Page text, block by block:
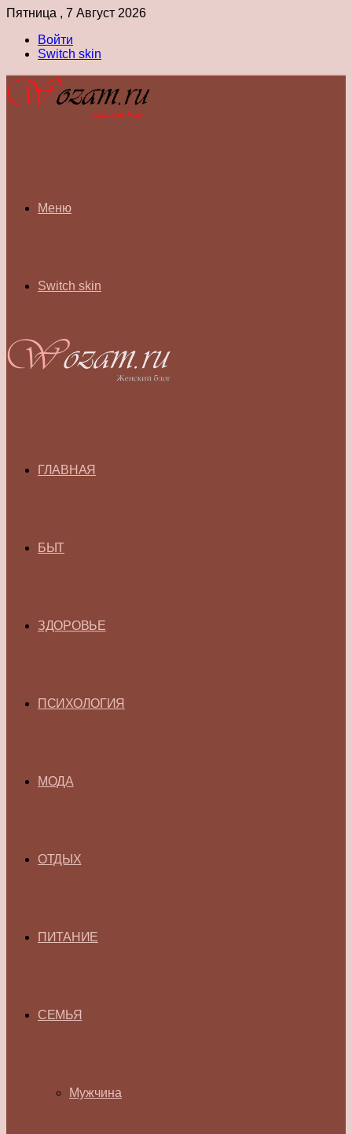
Пятница , 7 Август 2026
Войти
Switch skin
Меню
Switch skin
ГЛАВНАЯ
БЫТ
ЗДОРОВЬЕ
ПСИХОЛОГИЯ
МОДА
ОТДЫХ
ПИТАНИЕ
СЕМЬЯ
Мужчина